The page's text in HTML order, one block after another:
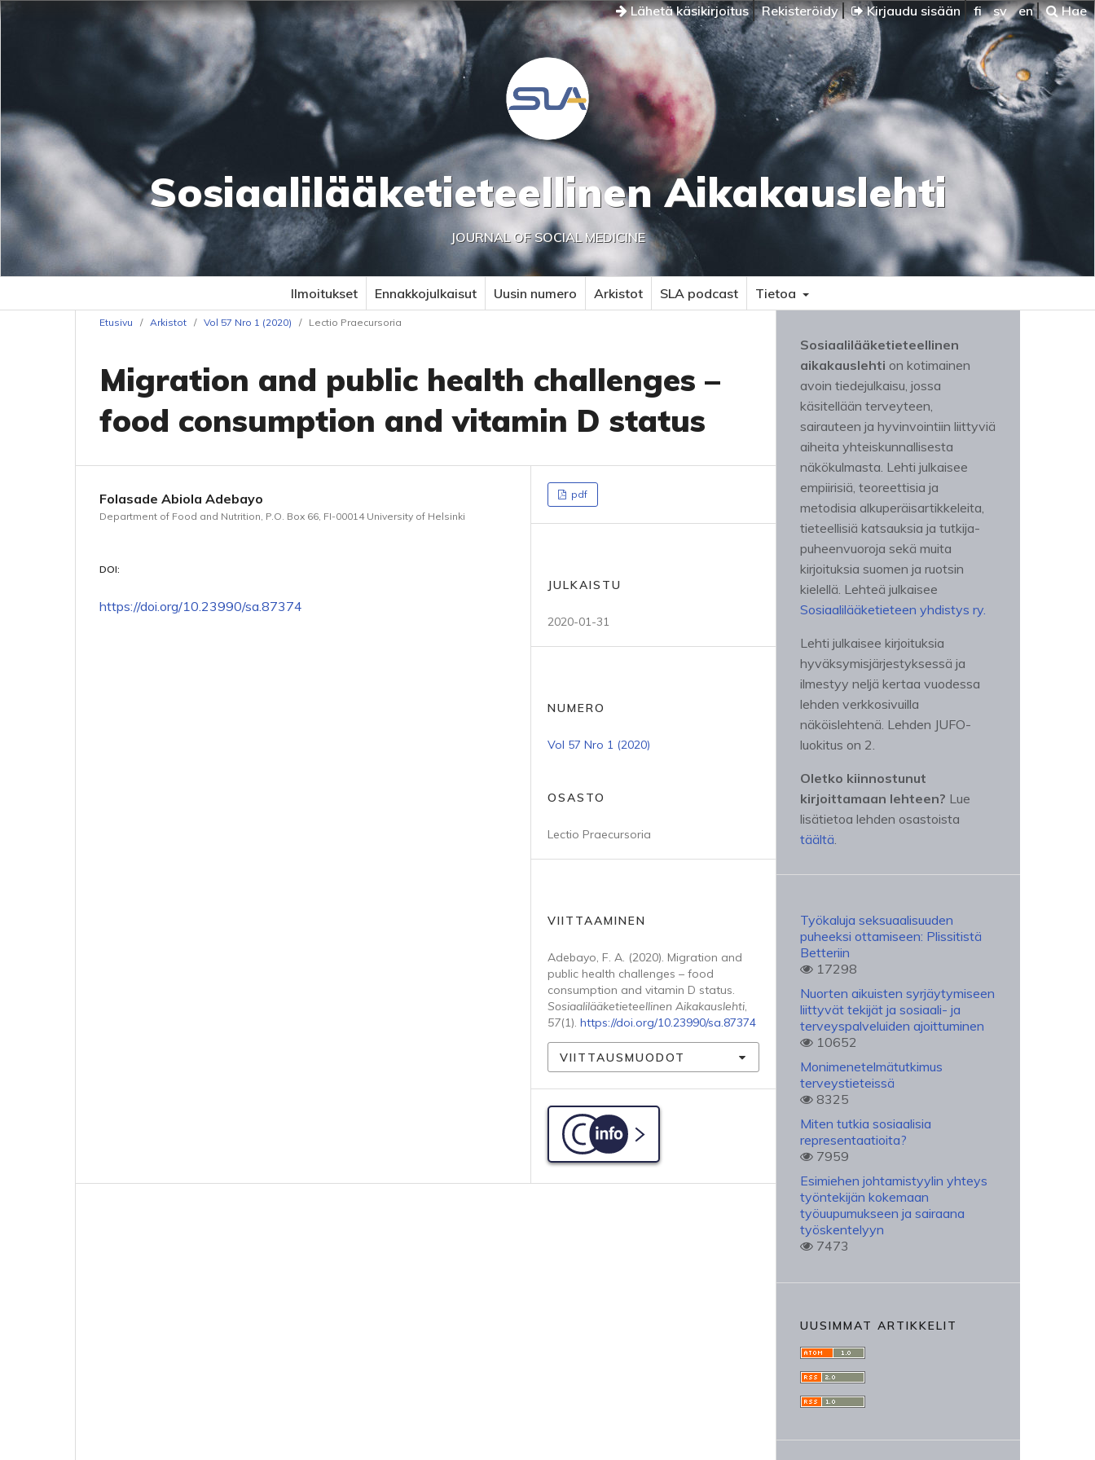
Lähetä käsikirjoitus Rekisteröidy Kirjaudu sisään fi sv en Hae
Sosiaalilääketieteellinen Aikakauslehti
JOURNAL OF SOCIAL MEDICINE
Ilmoitukset Ennakkojulkaisut Uusin numero Arkistot SLA podcast Tietoa
Etusivu / Arkistot / Vol 57 Nro 1 (2020) / Lectio Praecursoria
Migration and public health challenges –
food consumption and vitamin D status
Folasade Abiola Adebayo
Department of Food and Nutrition, P.O. Box 66, FI-00014 University of Helsinki
DOI:
https://doi.org/10.23990/sa.87374
pdf
JULKAISTU
2020-01-31
NUMERO
Vol 57 Nro 1 (2020)
OSASTO
Lectio Praecursoria
VIITTAAMINEN
Adebayo, F. A. (2020). Migration and
public health challenges – food
consumption and vitamin D status.
Sosiaalilääketieteellinen Aikakauslehti,
57(1). https://doi.org/10.23990/sa.87374
VIITTAUSMUODOT
C-info
Sosiaalilääketieteellinen
aikakauslehti on kotimainen
avoin tiedejulkaisu, jossa
käsitellään terveyteen,
sairauteen ja hyvinvointiin liittyviä
aiheita yhteiskunnallisesta
näkökulmasta. Lehti julkaisee
empiirisiä, teoreettisia ja
metodisia alkuperäisartikkeleita,
tieteellisiä katsauksia ja tutkija-
puheenvuoroja sekä muita
kirjoituksia suomen ja ruotsin
kielellä. Lehteä julkaisee
Sosiaalilääketieteen yhdistys ry.
Lehti julkaisee kirjoituksia
hyväksymisjärjestyksessä ja
ilmestyy neljä kertaa vuodessa
lehden verkkosivuilla
näköislehtenä. Lehden JUFO-
luokitus on 2.
Oletko kiinnostunut
kirjoittamaan lehteen? Lue
lisätietoa lehden osastoista
täältä.
Työkaluja seksuaalisuuden
puheeksi ottamiseen: Plissitistä
Betteriin
17298
Nuorten aikuisten syrjäytymiseen
liittyvät tekijät ja sosiaali- ja
terveyspalveluiden ajoittuminen
10652
Monimenetelmätutkimus
terveystieteissä
8325
Miten tutkia sosiaalisia
representaatioita?
7959
Esimiehen johtamistyylin yhteys
työntekijän kokemaan
työuupumukseen ja sairaana
työskentelyyn
7473
UUSIMMAT ARTIKKELIT